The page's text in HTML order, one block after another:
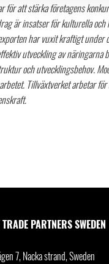
för att stärka företagens
är insatser för kulturella och
har vuxit kraftigt under
utveckling av näringarna
och utvecklingsbehov.
Tillväxtverket arbetar
PARTNERS SWEDEN
7, Nacka strand, Sweden